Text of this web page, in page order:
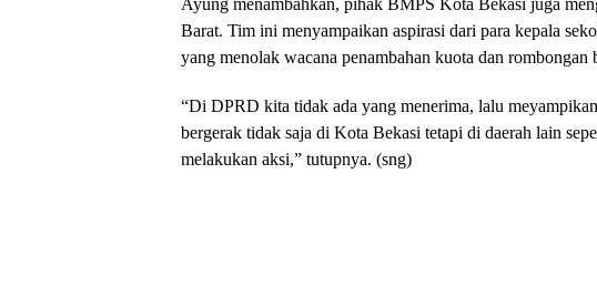
Ayung menambahkan, pihak BMPS Kota Bekasi juga
Barat. Tim ini menyampaikan aspirasi dari para kepala
yang menolak wacana penambahan kuota dan rombongan
“Di DPRD kita tidak ada yang menerima, lalu
bergerak tidak saja di Kota Bekasi tetapi di daerah lain
melakukan aksi,” tutupnya. (sng)